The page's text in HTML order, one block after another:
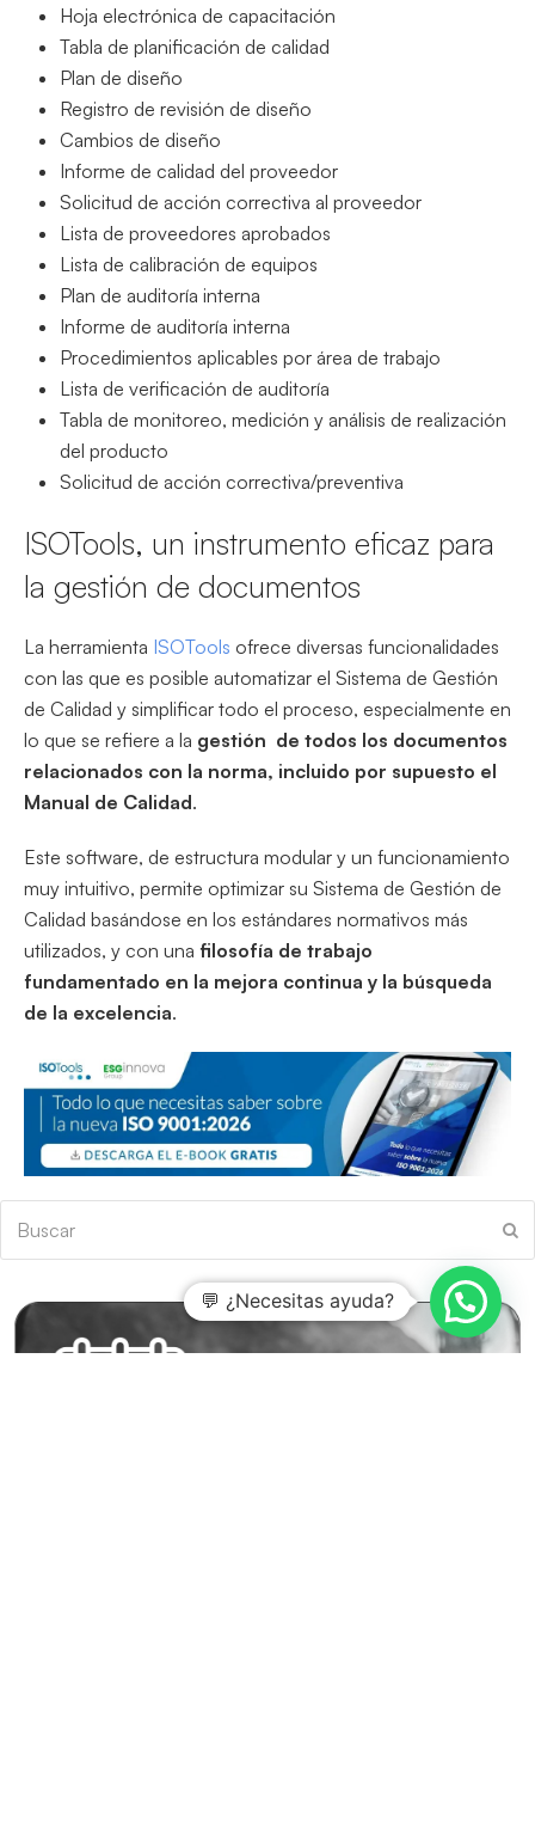
Hoja electrónica de capacitación
Tabla de planificación de calidad
Plan de diseño
Registro de revisión de diseño
Cambios de diseño
Informe de calidad del proveedor
Solicitud de acción correctiva al proveedor
Lista de proveedores aprobados
Lista de calibración de equipos
Plan de auditoría interna
Informe de auditoría interna
Procedimientos aplicables por área de trabajo
Lista de verificación de auditoría
Tabla de monitoreo, medición y análisis de realización
del producto
Solicitud de acción correctiva/preventiva
ISOTools, un instrumento eficaz para
la gestión de documentos
La herramienta ISOTools ofrece diversas funcionalidades
con las que es posible automatizar el Sistema de Gestión
de Calidad y simplificar todo el proceso, especialmente en
lo que se refiere a la gestión de todos los documentos
relacionados con la norma, incluido por supuesto el
Manual de Calidad.
Este software, de estructura modular y un funcionamiento
muy intuitivo, permite optimizar su Sistema de Gestión de
Calidad basándose en los estándares normativos más
utilizados, y con una filosofía de trabajo
fundamentado en la mejora continua y la búsqueda
de la excelencia.
💬 ¿Necesitas ayuda?